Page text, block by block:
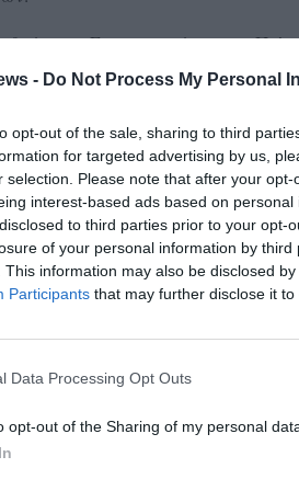
- Do Not Process My Personal
opt-out of the sale, sharing to third
for targeted advertising by us,
selection. Please note that after your
interest-based ads based on
to third parties prior to your opt-
of your personal information by third
This information may also be disclosed
Participants that may further disclose it to
Data Processing Opt Outs
opt-out of the Sharing of my personal
Ενετοκρατίας στην
την πλευρά της στεριάς, ο
ανατολικό άκρο της
δυτικά και νοτιο-δυτικά.
υπηρεσιών: «Η μεγάλη
την ανάγκη προώθησης
έρευνας για την ανάδειξη τόσο
για την ανάδυση της εσωτερικής
είναι «Ερευνητικές
της Μεθώνης: Διαδρομή
Όπλων – Πύλη
του Μαρτίου 2024.